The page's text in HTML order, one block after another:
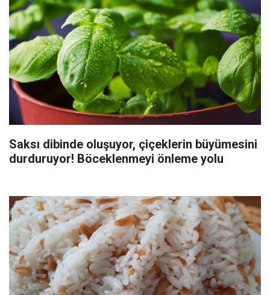
Saksı dibinde oluşuyor, çiçeklerin büyümesini
durduruyor! Böceklenmeyi önleme yolu